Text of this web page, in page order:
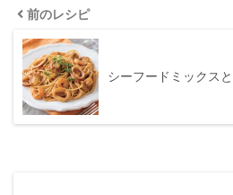
前のレシピ
シーフードミックス